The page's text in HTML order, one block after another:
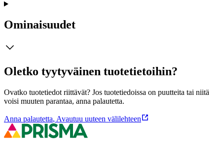
Ominaisuudet
Oletko tyytyväinen tuotetietoihin?
Ovatko tuotetiedot riittävät? Jos tuotetiedoissa on puutteita tai niitä
voisi muuten parantaa, anna palautetta.
Anna palautetta, Avautuu uuteen välilehteen